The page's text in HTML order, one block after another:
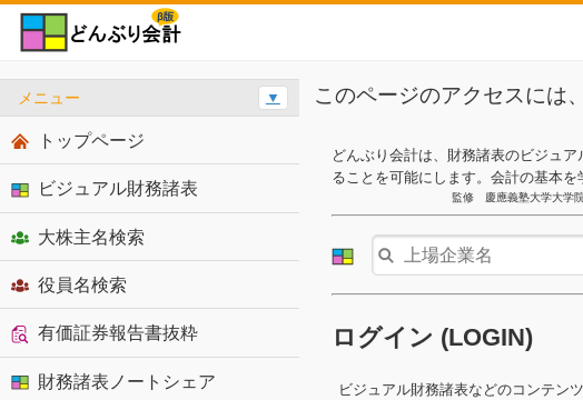
このページのアクセスには
どんぶり会計は、財務諸表のビジュ
ることを可能にします。会計の基本を
監修 慶應義塾大学大学
ログイン (LOGIN)
ビジュアル財務諸表などのコンテン
メニュー ▼
トップページ
ビジュアル財務諸表
大株主名検索
役員名検索
有価証券報告書抜粋
財務諸表ノートシェア